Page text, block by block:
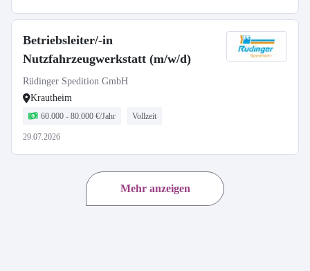
Betriebsleiter/-in
Nutzfahrzeugwerkstatt (m/w/d)
Rüdinger Spedition GmbH
Krautheim
60.000 - 80.000 €/Jahr Vollzeit
29.07.2026
Mehr anzeigen